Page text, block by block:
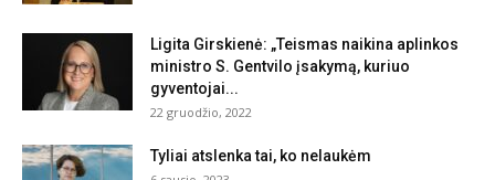
Ligita Girskienė: „Teismas naikina aplinkos
ministro S. Gentvilo įsakymą, kuriuo
gyventojai...
22 gruodžio, 2022
Tyliai atslenka tai, ko nelaukėm